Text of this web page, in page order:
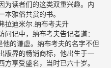
为读者们的这类双重兴趣。内
本雅俗共赏的书。
拉迪米尔.纳布考夫升
记中，纳布考夫告记者道：
他的谦虚。纳布考夫的名字不但
版界的畅销商标，他出生于一
方享受盛名，当时已六十岁。